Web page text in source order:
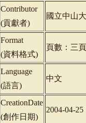
Contributor
(貢獻者)
國立中山
Format
(資料格式)
頁數：三頁
Language
(語言)
中文
CreationDate
(創作日期)
2004-04-25